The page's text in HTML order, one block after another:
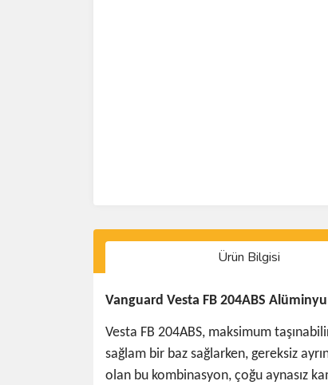
Ürün Bilgisi
Vanguard Vesta FB 204ABS
Vesta FB 204ABS, maksimum
sağlam bir baz sağlarken, gereksiz
olan bu kombinasyon, çoğu aynasız